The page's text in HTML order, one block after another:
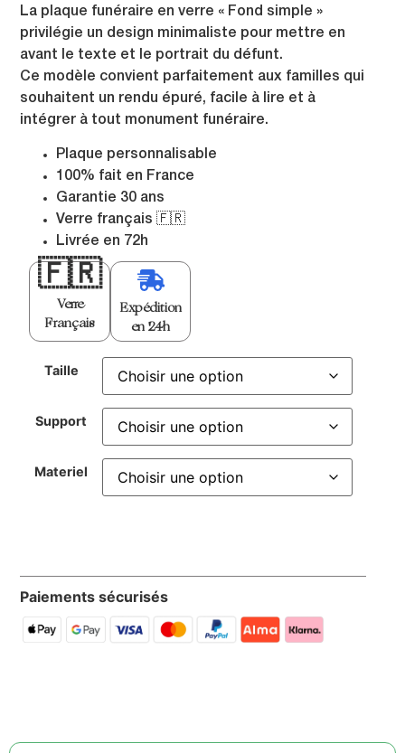
La plaque funéraire en verre « Fond simple »
privilégie un design minimaliste pour mettre en
avant le texte et le portrait du défunt.
Ce modèle convient parfaitement aux familles qui
souhaitent un rendu épuré, facile à lire et à
intégrer à tout monument funéraire.
Plaque personnalisable
100% fait en France
Garantie 30 ans
Verre français 🇫🇷
Livrée en 72h
🇫🇷
Verre
Français
Expédition
en 24h
Taille
Support
Materiel
Paiements sécurisés